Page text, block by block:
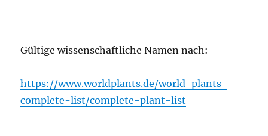
Gültige wissenschaftliche Namen nach:
https://www.worldplants.de/world-plants-
complete-list/complete-plant-list